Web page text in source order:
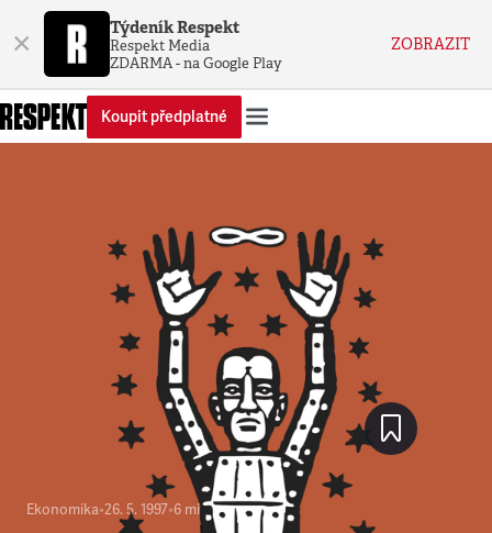
× Týdeník Respekt
Respekt Media
ZDARMA - na Google Play
ZOBRAZIT
Koupit předplatné
Ekonomika•26. 5. 1997•6 minut